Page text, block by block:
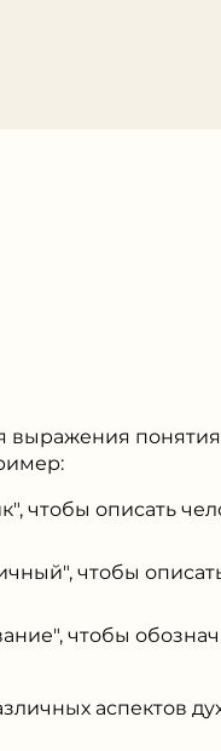
выражения
чтобы описать
чтобы
чтобы
аспектов